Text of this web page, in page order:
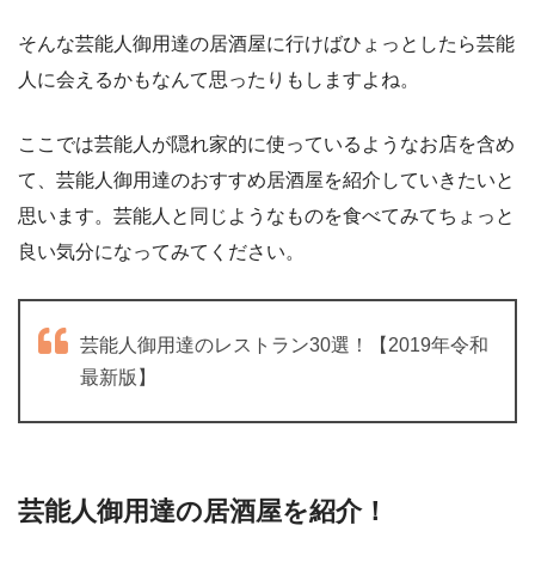
そんな芸能人御用達の居酒屋に行けばひょっとしたら芸能
人に会えるかもなんて思ったりもしますよね。
ここでは芸能人が隠れ家的に使っているようなお店を含め
て、芸能人御用達のおすすめ居酒屋を紹介していきたいと
思います。芸能人と同じようなものを食べてみてちょっと
良い気分になってみてください。
芸能人御用達のレストラン30選！【2019年令和
最新版】
芸能人御用達の居酒屋を紹介！